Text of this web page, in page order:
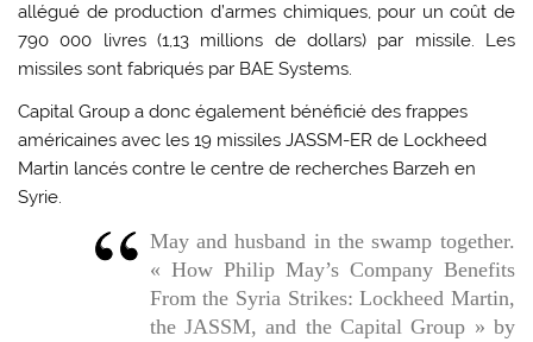
allégué de production d’armes chimiques, pour un coût de
790 000 livres (1,13 millions de dollars) par missile. Les
missiles sont fabriqués par BAE Systems.
Capital Group a donc également bénéficié des frappes
américaines avec les 19 missiles JASSM-ER de Lockheed
Martin lancés contre le centre de recherches Barzeh en
Syrie.
May and husband in the swamp together.
« How Philip May’s Company Benefits
From the Syria Strikes: Lockheed Martin,
the JASSM, and the Capital Group » by